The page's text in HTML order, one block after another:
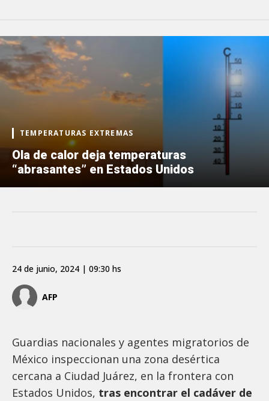
TEMPERATURAS EXTREMAS
Ola de calor deja temperaturas
“abrasantes” en Estados Unidos
AFP
24 de junio, 2024 | 09:30 hs
Guardias nacionales y agentes migratorios de
México inspeccionan una zona desértica
cercana a Ciudad Juárez, en la frontera con
Estados Unidos, tras encontrar el cadáver de